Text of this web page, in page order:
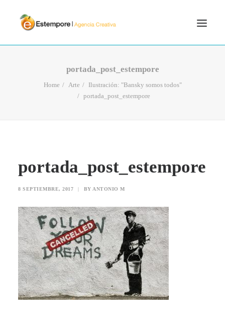
portada_post_estempore
Home Arte
Ilustración: "Bansky somos todos"
portada_post_estempore
portada_post_estempore
8 SEPTIEMBRE, 2017 | BY ANTONIO M